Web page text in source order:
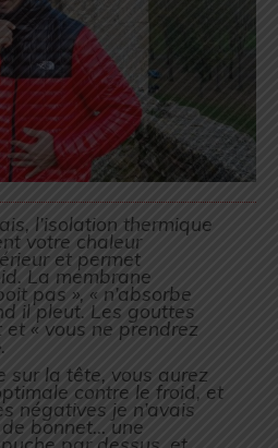
l’isolation thermique
votre chaleur
et permet
La membrane
pas », « n’absorbe
il pleut. Les gouttes
et « vous ne prendrez
sur la tête, vous aurez
contre le froid, et
négatives je n’avais
bonnet… une